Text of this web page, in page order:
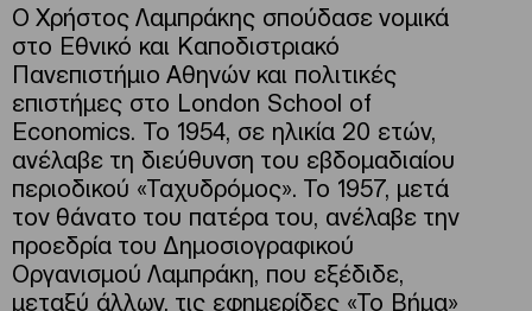
Ο Χρήστος Λαμπράκης σπούδασε νομικά
στο Εθνικό και Καποδιστριακό
Πανεπιστήμιο Αθηνών και πολιτικές
επιστήμες στο London School of
Economics. Το 1954, σε ηλικία 20 ετών,
ανέλαβε τη διεύθυνση του εβδομαδιαίου
περιοδικού «Ταχυδρόμος». Το 1957, μετά
τον θάνατο του πατέρα του, ανέλαβε την
προεδρία του Δημοσιογραφικού
Οργανισμού Λαμπράκη, που εξέδιδε,
μεταξύ άλλων, τις εφημερίδες «Το Βήμα»